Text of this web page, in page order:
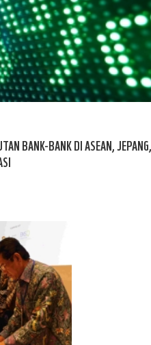
BANK-BANK DI ASEAN, JEPANG,